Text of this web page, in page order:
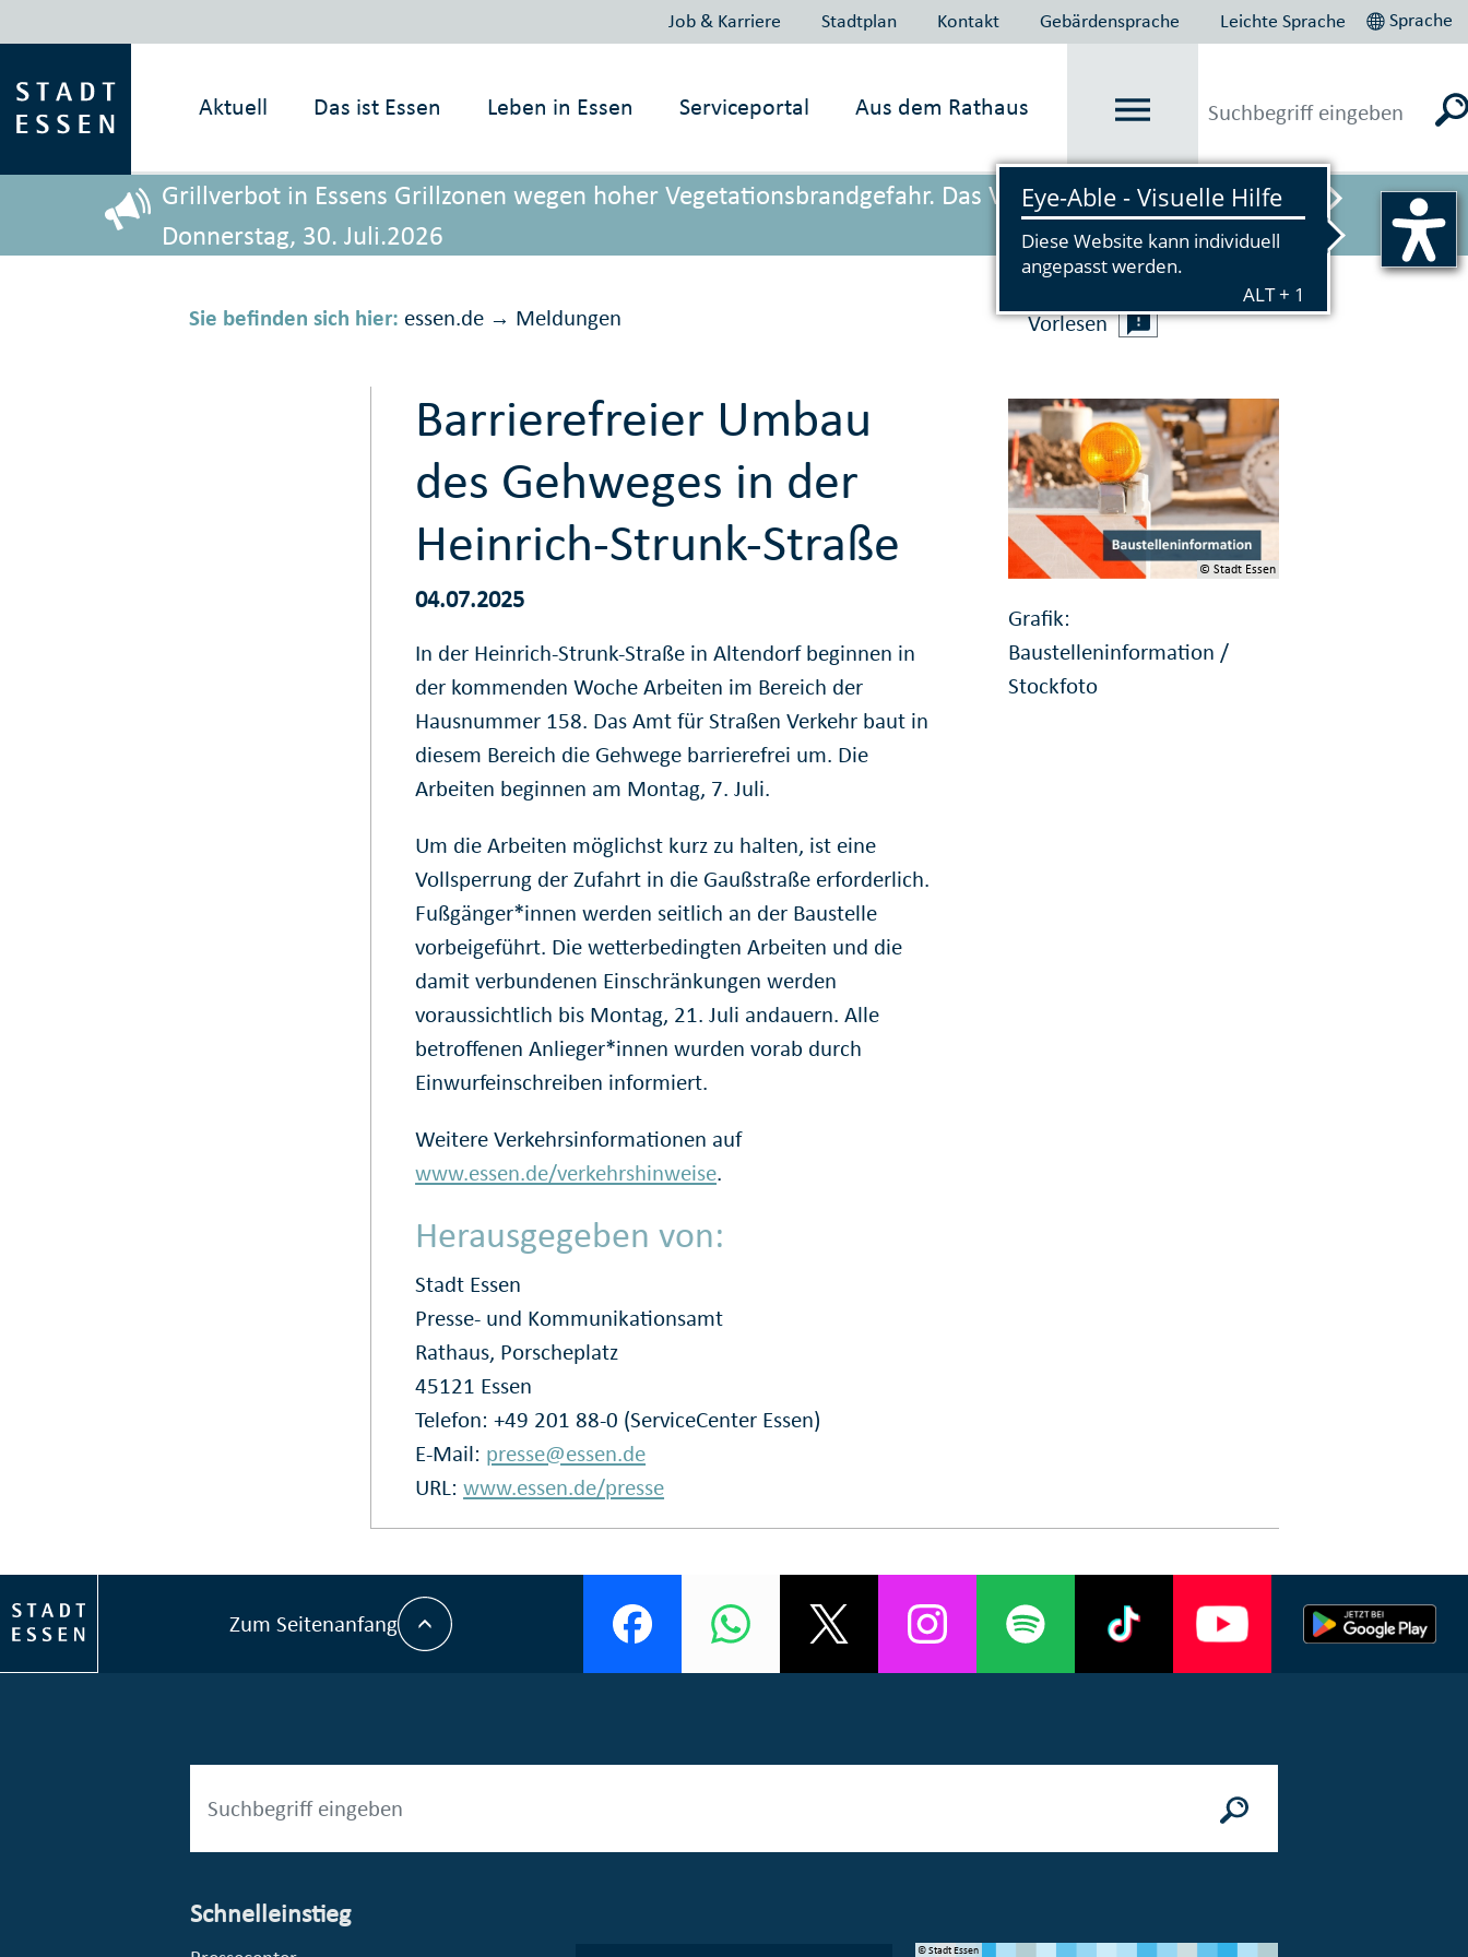
Job & Karriere Stadtplan Kontakt Gebärdensprache Leichte Sprache Sprache
Aktuell Das ist Essen Leben in Essen Serviceportal Aus dem Rathaus
Grillverbot in Essens Grillzonen wegen hoher Vegetationsbrandgefahr. Das Verbot gilt vorübergehend ab
Donnerstag, 30. Juli.2026
Sie befinden sich hier: essen.de → Meldungen Vorlesen
Barrierefreier Umbau
des Gehweges in der
Heinrich-Strunk-Straße
04.07.2025
In der Heinrich-Strunk-Straße in Altendorf beginnen in
der kommenden Woche Arbeiten im Bereich der
Hausnummer 158. Das Amt für Straßen Verkehr baut in
diesem Bereich die Gehwege barrierefrei um. Die
Arbeiten beginnen am Montag, 7. Juli.
Um die Arbeiten möglichst kurz zu halten, ist eine
Vollsperrung der Zufahrt in die Gaußstraße erforderlich.
Fußgänger*innen werden seitlich an der Baustelle
vorbeigeführt. Die wetterbedingten Arbeiten und die
damit verbundenen Einschränkungen werden
voraussichtlich bis Montag, 21. Juli andauern. Alle
betroffenen Anlieger*innen wurden vorab durch
Einwurfeinschreiben informiert.
Weitere Verkehrsinformationen auf
www.essen.de/verkehrshinweise.
Herausgegeben von:
Stadt Essen
Presse- und Kommunikationsamt
Rathaus, Porscheplatz
45121 Essen
Telefon: +49 201 88-0 (ServiceCenter Essen)
E-Mail: presse@essen.de
URL:www.essen.de/presse
© Stadt Essen
Grafik:
Baustelleninformation /
Stockfoto
Zum Seitenanfang
Schnelleinstieg
© Stadt Essen, Presse- und Kommunikationsamt © Stadt Essen